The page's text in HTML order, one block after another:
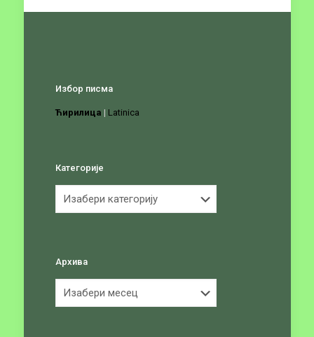
Избор писма
Ћирилица | Latinica
Категорије
Архива